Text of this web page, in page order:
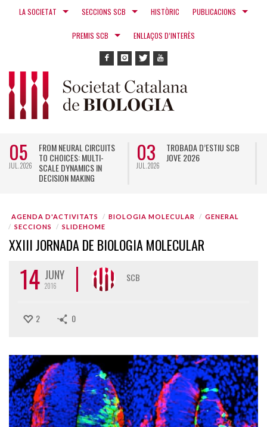
LA SOCIETAT SECCIONS SCB HISTÒRIC PUBLICACIONS
PREMIS SCB ENLLAÇOS D’INTERÈS
05
JUL. 2026
FROM NEURAL CIRCUITS
TO CHOICES: MULTI-
SCALE DYNAMICS IN
DECISION MAKING
03
JUL. 2026
TROBADA D’ESTIU SCB
JOVE 2026
AGENDA D'ACTIVITATS BIOLOGIA MOLECULAR
GENERAL
SECCIONS
SLIDEHOME
XXIII JORNADA DE BIOLOGIA MOLECULAR
14 JUNY
2016
SCB
2 0